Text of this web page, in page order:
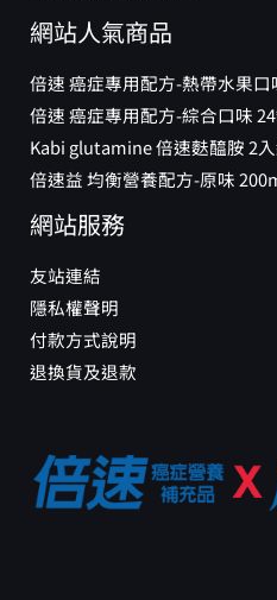
網站人氣商品
倍速 癌症專用配方-熱帶水果口
倍速 癌症專用配方-綜合口味 24
Kabi glutamine 倍速麩醯胺 2
倍速益 均衡營養配方-原味
網站服務
友站連結
隱私權聲明
付款方式說明
退換貨及退款